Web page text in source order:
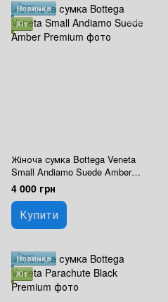
Новинка
Хіт
Жіноча сумка Bottega Veneta
Small Andiamo Suede Amber
Premium
4 000 грн
Купити
Новинка
Хіт